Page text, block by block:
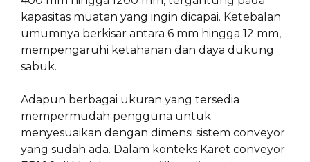
kapasitas muatan yang ingin dicapai. Ketebalan
umumnya berkisar antara 6 mm hingga 12 mm,
mempengaruhi ketahanan dan daya dukung
sabuk.
Adapun berbagai ukuran yang tersedia
mempermudah pengguna untuk
menyesuaikan dengan dimensi sistem conveyor
yang sudah ada. Dalam konteks Karet conveyor